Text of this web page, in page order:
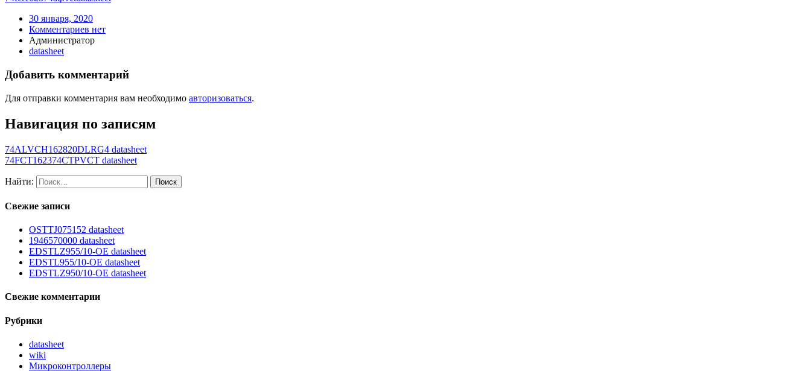
30 января, 2020
Комментариев нет
Администратор
datasheet
Добавить комментарий
Для отправки комментария вам необходимо авторизоваться.
Навигация по записям
74ALVCH162820DLRG4 datasheet
74FCT162374CTPVCT datasheet
Найти:
Свежие записи
OSTTJ075152 datasheet
1946570000 datasheet
EDSTLZ955/10-OE datasheet
EDSTL955/10-OE datasheet
EDSTLZ950/10-OE datasheet
Свежие комментарии
Рубрики
datasheet
wiki
Микроконтроллеры